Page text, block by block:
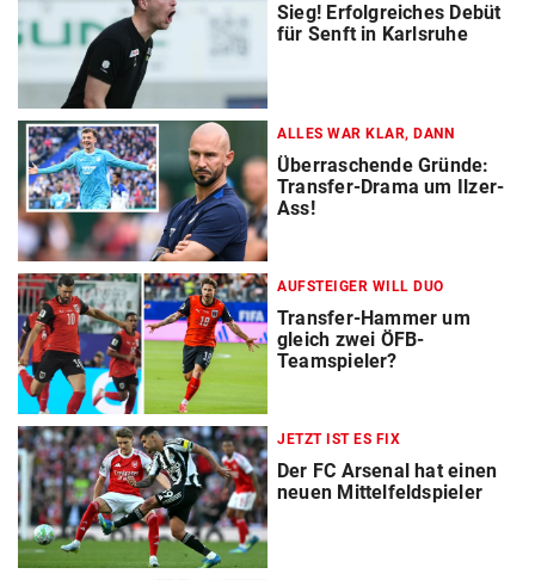
Sieg! Erfolgreiches Debüt
für Senft in Karlsruhe
ALLES WAR KLAR, DANN
Überraschende Gründe:
Transfer-Drama um Ilzer-
Ass!
AUFSTEIGER WILL DUO
Transfer-Hammer um
gleich zwei ÖFB-
Teamspieler?
JETZT IST ES FIX
Der FC Arsenal hat einen
neuen Mittelfeldspieler